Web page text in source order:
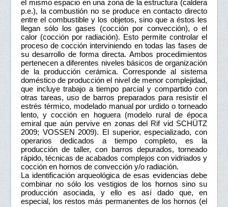
el mismo espacio en una zona de la estructura (caldera
p.e.), la combustión no se produce en contacto directo
entre el combustible y los objetos, sino que a éstos les
llegan sólo los gases (cocción por convección), o el
calor (cocción por radiación). Esto permite controlar el
proceso de cocción interviniendo en todas las fases de
su desarrollo de forma directa. Ambos procedimientos
pertenecen a diferentes niveles básicos de organización
de la producción cerámica. Corresponde al sistema
doméstico de producción el nivel de menor complejidad,
que incluye trabajo a tiempo parcial y compartido con
otras tareas, uso de barros preparados para resistir el
estrés térmico, modelado manual por urdido o torneado
lento, y cocción en hoguera (modelo rural de época
emiral que aún pervive en zonas del Rif vid SCHÜTZ
2009; VOSSEN 2009). El superior, especializado, con
operarios dedicados a tiempo completo, es la
producción de taller, con barros depurados, torneado
rápido, técnicas de acabados complejos con vidriados y
cocción en hornos de convección y/o radiación.
La identificación arqueológica de esas evidencias debe
combinar no sólo los vestigios de los hornos sino su
producción asociada, y ello es así dado que, en
especial, los restos más permanentes de los hornos (el